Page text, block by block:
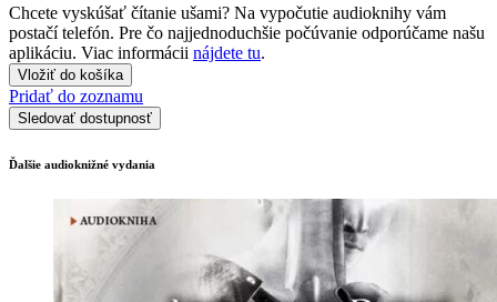
Chcete vyskúšať čítanie ušami? Na vypočutie audioknihy vám
postačí telefón. Pre čo najjednoduchšie počúvanie odporúčame našu
aplikáciu. Viac informácii nájdete tu.
Vložiť do košíka
Pridať do zoznamu
Sledovať dostupnosť
Ďalšie audioknižné vydania